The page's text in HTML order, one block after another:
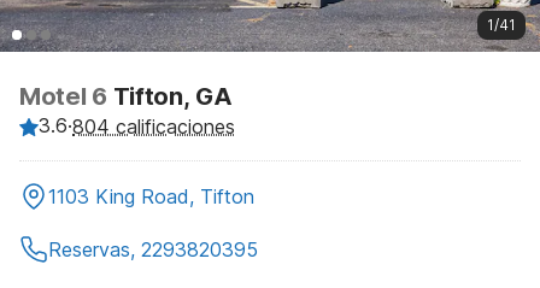
1/41
Motel 6 Tifton, GA
3.6·804 calificaciones
1103 King Road, Tifton
Reservas, 2293820395